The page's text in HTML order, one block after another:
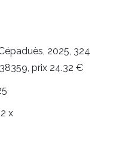
2025, 324
prix 24.32 €
2 x